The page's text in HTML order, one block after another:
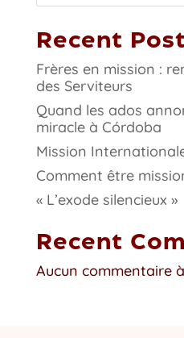
Recent
Frères en mission :
des Serviteurs
Quand les ados
miracle à Córdoba
Mission
Comment être
« L’exode silencieux »
Recent
Aucun commentaire